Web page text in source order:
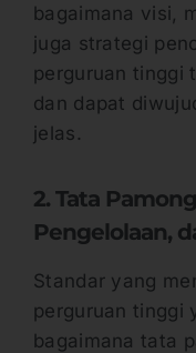
bagaimana visi,
juga strategi
perguruan tinggi
dan dapat
jelas.
2. Tata
Pengelolaan,
Standar yang
perguruan tinggi
bagaimana tata